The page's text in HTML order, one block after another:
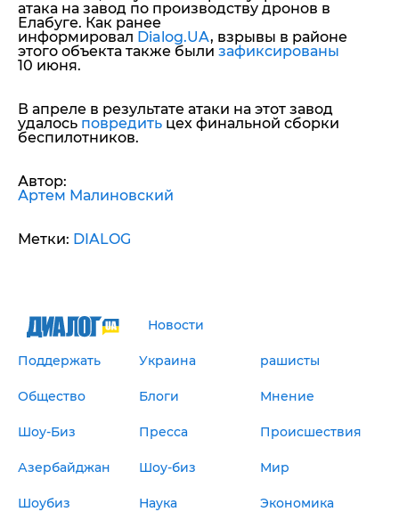
атака на завод по производству дронов в
Елабуге. Как ранее
информировал Dialog.UA, взрывы в районе
этого объекта также были зафиксированы
10 июня.
В апреле в результате атаки на этот завод
удалось повредить цех финальной сборки
беспилотников.
Автор:
Артем Малиновский
Метки: DIALOG
Новости
Поддержать Украина рашисты
Общество Блоги Мнение
Шоу-Биз Пресса Происшествия
Азербайджан Шоу-биз Мир
Шоубиз Наука Экономика